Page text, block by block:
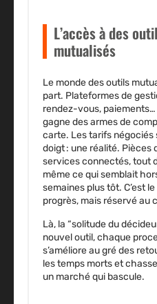
L’accès à des
mutualisés
Le monde des outils
part. Plateformes de
rendez-vous, paiements…
gagne des armes de
carte. Les tarifs négociés
doigt : une réalité. Pièces
services connectés, tout
même ce qui semblait
semaines plus tôt. C’est
progrès, mais réservé au
Là, la “solitude du
nouvel outil, chaque
s’améliore au gré des
les temps morts et
un marché qui bascule.